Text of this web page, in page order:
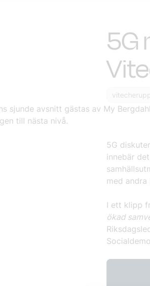
5G
vitecherupp
sjunde avsnitt gästas av My
till nästa nivå.
5G
innebär
med andra
I ett klipp
ökad